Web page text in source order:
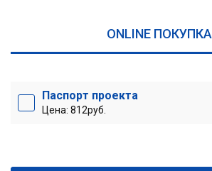
ONLINE ПОКУПКА
Паспорт проекта
Цена: 812руб.